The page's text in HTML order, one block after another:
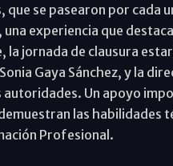
se pasearon por cada
experiencia que
jornada de clausura
Gaya Sánchez, y la
Un apoyo
las habilidades
Profesional.